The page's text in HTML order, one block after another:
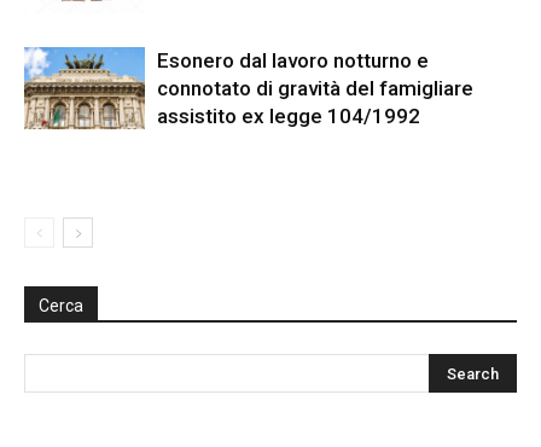
Esonero dal lavoro notturno e
connotato di gravità del famigliare
assistito ex legge 104/1992
Cerca